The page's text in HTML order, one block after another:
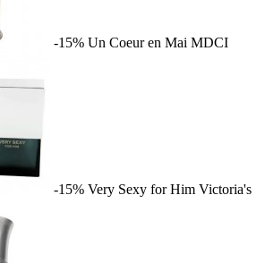
-15% Un Coeur en Mai MDCI
-15% Very Sexy for Him Victoria's